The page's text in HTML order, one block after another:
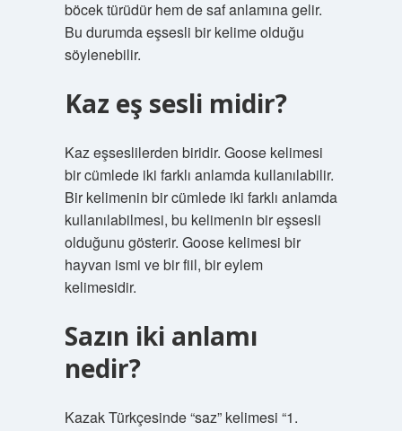
böcek türüdür hem de saf anlamına gelir.
Bu durumda eşsesli bir kelime olduğu
söylenebilir.
Kaz eş sesli midir?
Kaz eşseslilerden biridir. Goose kelimesi
bir cümlede iki farklı anlamda kullanılabilir.
Bir kelimenin bir cümlede iki farklı anlamda
kullanılabilmesi, bu kelimenin bir eşsesli
olduğunu gösterir. Goose kelimesi bir
hayvan ismi ve bir fiil, bir eylem
kelimesidir.
Sazın iki anlamı
nedir?
Kazak Türkçesinde “saz” kelimesi “1.